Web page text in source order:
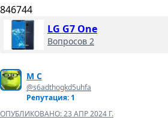
846744
LG G7 One
Вопросов 2
M C
@s6adthogkd5uhfa
Репутация: 1
ОПУБЛИКОВАНО:23 АПР 2024 Г.